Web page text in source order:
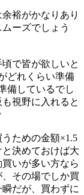
裕がかなりあり
ーズでしょう
で皆が欲しいと
どれくらい準備
備しているでし
視野に入れると
ための金額×1.5
決めておけば大
いが多い方なら
その場でしか買
だが、買わずに